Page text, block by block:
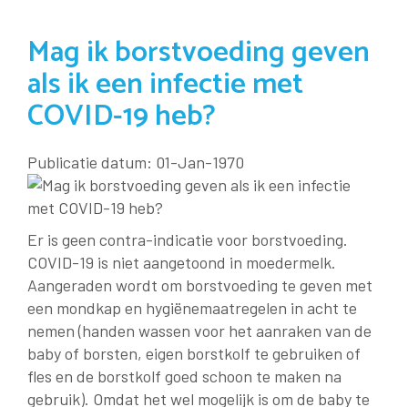
Mag ik borstvoeding geven
als ik een infectie met
COVID-19 heb?
Publicatie datum: 01-Jan-1970
Er is geen contra-indicatie voor borstvoeding.
COVID-19 is niet aangetoond in moedermelk.
Aangeraden wordt om borstvoeding te geven met
een mondkap en hygiënemaatregelen in acht te
nemen (handen wassen voor het aanraken van de
baby of borsten, eigen borstkolf te gebruiken of
fles en de borstkolf goed schoon te maken na
gebruik). Omdat het wel mogelijk is om de baby te